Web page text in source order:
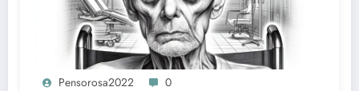
Pensorosa2022 0